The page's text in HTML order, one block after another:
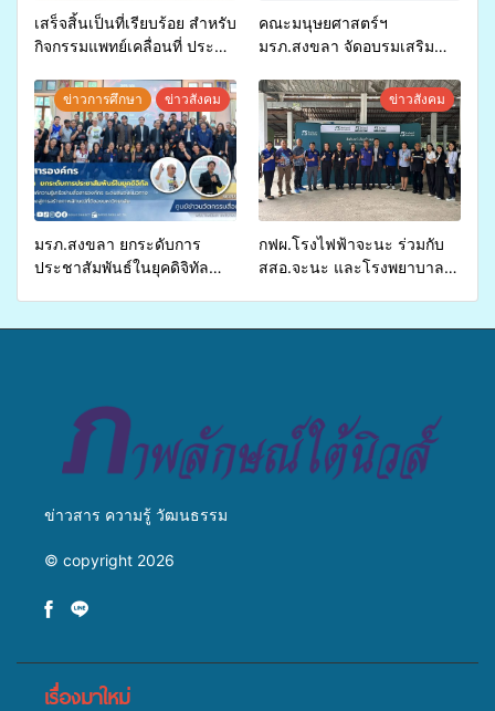
เสร็จสิ้นเป็นที่เรียบร้อย สำหรับ
กิจกรรมแพทย์เคลื่อนที่ ประจำ
สุขภาพแก่ประชาชนในพื้นที่
อำเภอจะนะ
คณะมนุษยศาสตร์ฯ
มรภ.สงขลา จัดอบรมเสริม
จ่ายงบกองทุนสุขภาพตำบล
รองรับการจัดบริการพาหนะรับ
ส่งผู้ทุพพลภาพเพื่อเข้ารับ
บริการสาธารณสุข ลดความ
เหลื่อมล้ำ ยกระดับคุณภาพ
ชีวิตประชาชนอย่างยั่งยืน
ข่าวการศึกษา ข่าวสังคม
มรภ.สงขลา ยกระดับการ
ประชาสัมพันธ์ในยุคดิจิทัล
ข่าวสังคม
กฟผ.โรงไฟฟ้าจะนะ ร่วมกับ
สสอ.จะนะ และโรงพยาบาล
ข่าวสาร ความรู้ วัฒนธรรม
© copyright 2026
เรื่องมาใหม่